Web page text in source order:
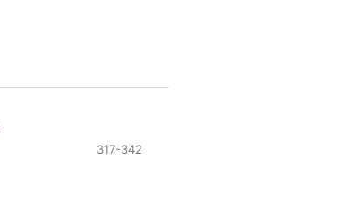
317-342